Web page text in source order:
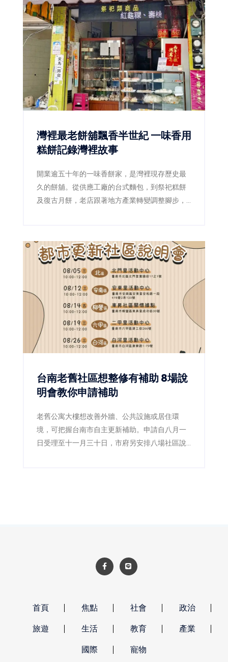
線，是確認問題產品、減少焦黑食物及改善用油
習慣。
灣裡最老餅舖飄香半世紀 一味香用
糕餅記錄灣裡故事
開業逾五十年的一味香餅家，是灣裡現存歷史最
久的餅舖。從供應工廠的台式麵包，到祭祀糕餅
及復古月餅，老店跟著地方產業轉變調整腳步，
台南老舊社區想整修有補助 8場說
明會教你申請補助
老舊公寓大樓想改善外牆、公共設施或居住環
境，可把握台南市自主更新補助。申請自八月一
日受理至十一月三十日，市府另安排八場社區說
首頁 焦點 社會 政治
旅遊 生活 教育 產業
國際 寵物